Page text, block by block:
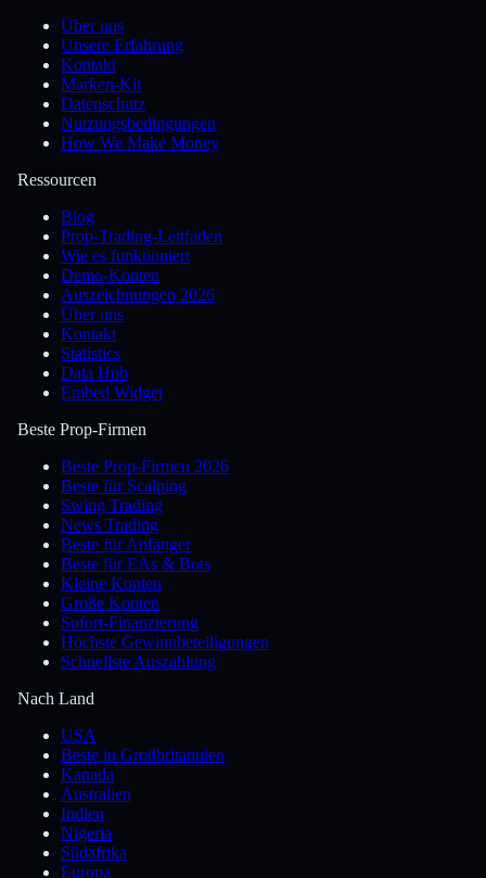
Über uns
Unsere Erfahrung
Kontakt
Marken-Kit
Datenschutz
Nutzungsbedingungen
How We Make Money
Ressourcen
Blog
Prop-Trading-Leitfaden
Wie es funktioniert
Demo-Konten
Auszeichnungen 2026
Über uns
Kontakt
Statistics
Data Hub
Embed Widget
Beste Prop-Firmen
Beste Prop-Firmen 2026
Beste für Scalping
Swing Trading
News Trading
Beste für Anfänger
Beste für EAs & Bots
Kleine Konten
Große Konten
Sofort-Finanzierung
Höchste Gewinnbeteiligungen
Schnellste Auszahlung
Nach Land
USA
Beste in Großbritannien
Kanada
Australien
Indien
Nigeria
Südafrika
Europa